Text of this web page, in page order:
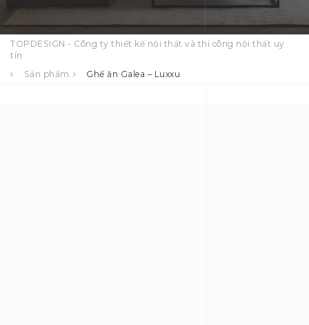
TOPDESIGN - Công ty thiết kế nội thất và thi công nội thất uy
tín
Sản phẩm
Ghế ăn Galea – Luxxu